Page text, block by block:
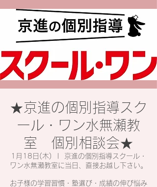
★京進の個別指導スク
ール・ワン水無瀬教
室 個別相談会★
1月18日(木)
京進の個別指導スクール・
ワン水無瀬教室に当日、直接お越し下さい。
お子様の学習習慣・塾選び・成績の伸び悩み